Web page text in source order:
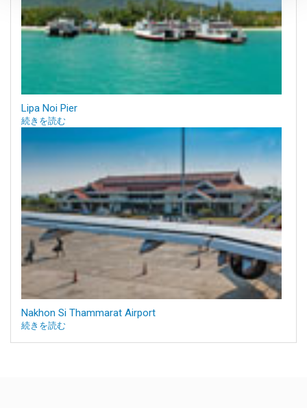
Lipa Noi Pier
続きを読む
Nakhon Si Thammarat Airport
続きを読む